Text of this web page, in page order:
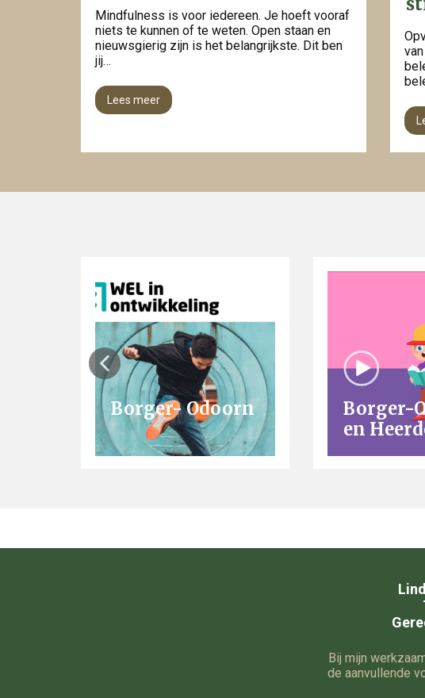
Mindfulness is voor iedereen. Je hoeft vooraf
niets te kunnen of te weten. Open staan en
nieuwsgierig zijn is het belangrijkste. Dit ben
jij…
Lees meer
Borger- Odoorn
Borger-
en
Bij mijn
de aanvullende